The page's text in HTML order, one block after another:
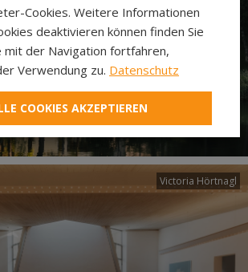
Victoria Hörtnagl
Cookies. Weitere Informationen
deaktivieren können finden Sie
mit der Navigation fortfahren,
Verwendung zu. Datenschutz
COOKIES AKZEPTIEREN